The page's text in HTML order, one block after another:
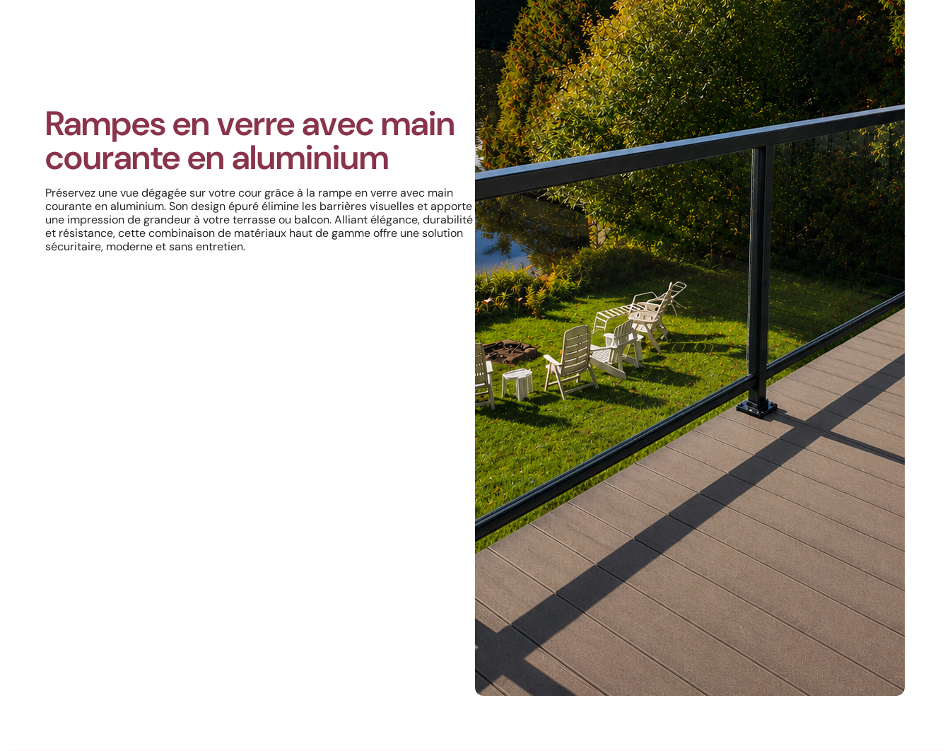
Rampes en verre avec main
courante en aluminium
Préservez une vue dégagée sur votre cour grâce à la rampe en verre avec main
courante en aluminium. Son design épuré élimine les barrières visuelles et apporte
une impression de grandeur à votre terrasse ou balcon. Alliant élégance, durabilité
et résistance, cette combinaison de matériaux haut de gamme offre une solution
sécuritaire, moderne et sans entretien.